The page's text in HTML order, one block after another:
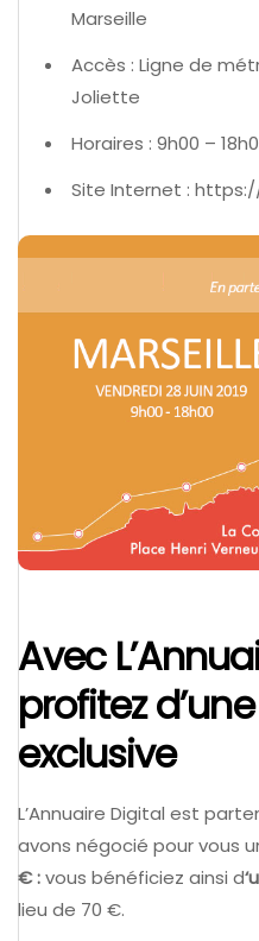
Marseille
Accès : Ligne de
Joliette
Horaires : 9h00 –
Site Internet :
Avec
profitez
exclusive
L’Annuaire Digital est
avons négocié pour vous
€ :vous bénéficiez ainsi d
lieu de 70 €.